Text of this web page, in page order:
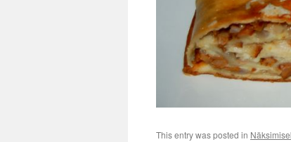
This entry was posted in